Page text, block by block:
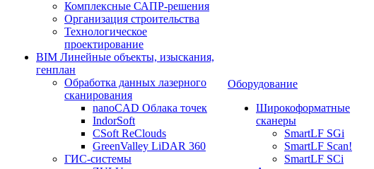
Комплексные САПР-решения
Организация строительства
Технологическое
проектирование
BIM Линейные объекты, изыскания,
генплан
Обработка данных лазерного
сканирования
nanoCAD Облака точек
IndorSoft
CSoft ReClouds
GreenValley LiDAR 360
ГИС-системы
Оборудование
Широкоформатные
сканеры
SmartLF SGi
SmartLF Scan!
SmartLF SCi